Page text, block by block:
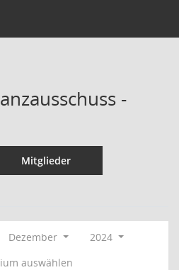
-
Mitglieder
Dezember
2024
auswählen